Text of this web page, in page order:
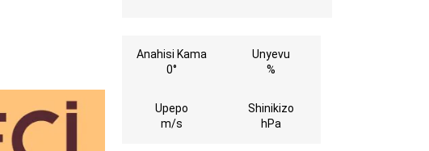
Anahisi Kama
0°
Unyevu
%
Upepo
m/s
Shinikizo
hPa